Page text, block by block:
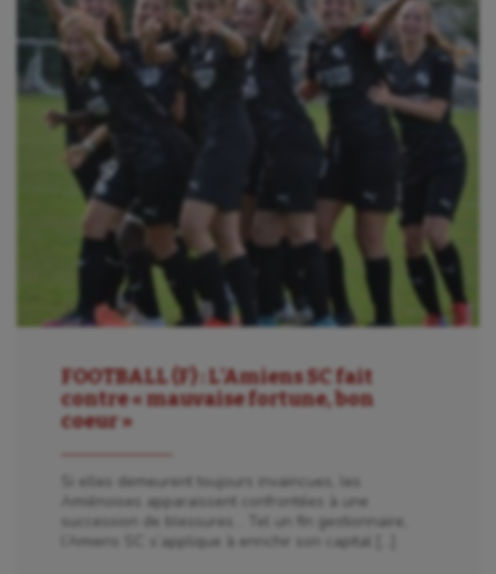
FOOTBALL (F) : L’Amiens SC fait
contre « mauvaise fortune, bon
coeur »
Si elles demeurent toujours invaincues, les
Amiénoises apparaissent confrontées à une
succession de blessures… Tel un fin gestionnaire,
l’Amiens SC s’applique à enrichir son capital […]